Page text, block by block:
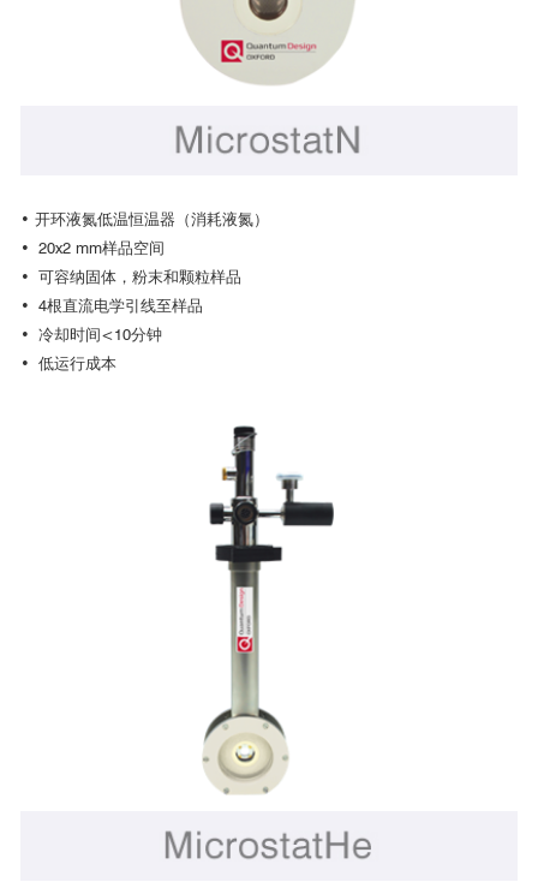
• 开环液氮低温恒温器（消耗液氮）
• 20x2 mm样品空间
• 可容纳固体，粉末和颗粒样品
• 4根直流电学引线至样品
• 冷却时间<10分钟
• 低运行成本
磁光克尔效应可以用来研究材料的磁化结构
使用带有一个窄的矩形尾装样品架的Microstat He型号，样品可以被
插入到电磁铁的磁极中间，同时不影响对样品的光学分析。
拉曼散射或拉曼效应是指分子被激发到更高的震动或者转动能级过